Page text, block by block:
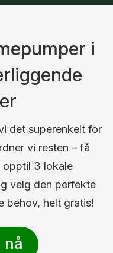
i
det superenkelt for
vi resten – få
3 lokale
velg den perfekte
behov, helt gratis!
nå